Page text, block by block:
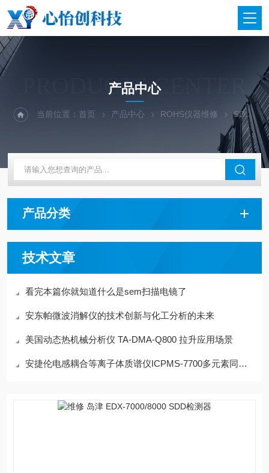
PRODUCTS CENTER
产品中心
当前位置：首页 产品中心 ROHS仪器维修 SDD检测器维修更换
产品分类
技术文章
看完本篇你就知道什么是sem扫描电镜了
安东帕微波消解仪的技术创新与化工分析的未来
美国动态热机械分析仪 TA-DMA-Q800 拉升应用场景
安捷伦电感耦合等离子体质谱仪ICPMS-7700多元素同时分析功能